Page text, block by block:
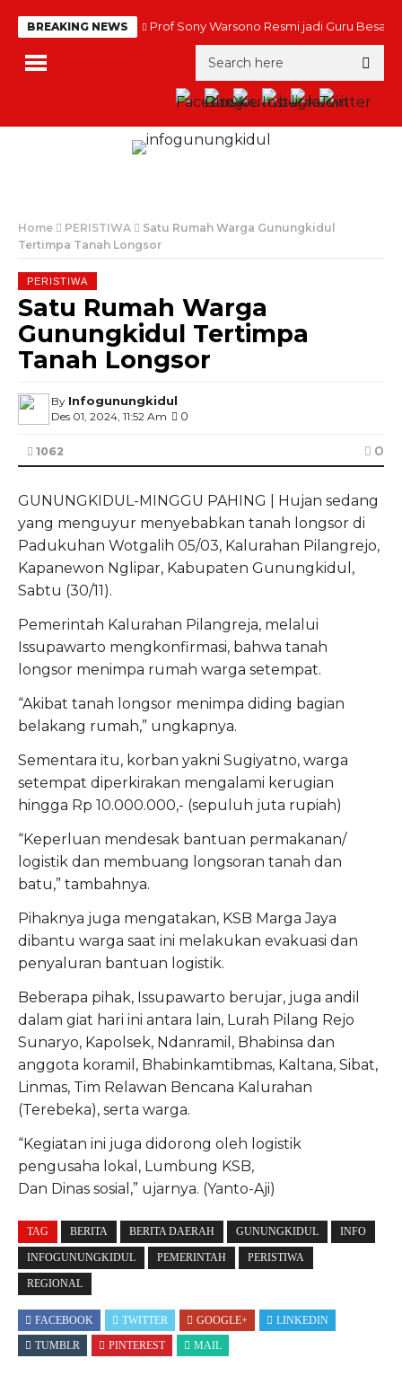
BREAKING NEWS Prof Sony Warsono Resmi jadi Guru Besar
Home PERISTIWA
Satu Rumah Warga Gunungkidul
Tertimpa Tanah Longsor
PERISTIWA
Satu Rumah Warga
Gunungkidul Tertimpa
Tanah Longsor
By Infogunungkidul
Des 01, 2024, 11:52 Am 0
1062 0
GUNUNGKIDUL-MINGGU PAHING | Hujan sedang
yang menguyur menyebabkan tanah longsor di
Padukuhan Wotgalih 05/03, Kalurahan Pilangrejo,
Kapanewon Nglipar, Kabupaten Gunungkidul,
Sabtu (30/11).
Pemerintah Kalurahan Pilangreja, melalui
Issupawarto mengkonfirmasi, bahwa tanah
longsor menimpa rumah warga setempat.
“Akibat tanah longsor menimpa diding bagian
belakang rumah,” ungkapnya.
Sementara itu, korban yakni Sugiyatno, warga
setempat diperkirakan mengalami kerugian
hingga Rp 10.000.000,- (sepuluh juta rupiah)
“Keperluan mendesak bantuan permakanan/
logistik dan membuang longsoran tanah dan
batu,” tambahnya.
Pihaknya juga mengatakan, KSB Marga Jaya
dibantu warga saat ini melakukan evakuasi dan
penyaluran bantuan logistik.
Beberapa pihak, Issupawarto berujar, juga andil
dalam giat hari ini antara lain, Lurah Pilang Rejo
Sunaryo, Kapolsek, Ndanramil, Bhabinsa dan
anggota koramil, Bhabinkamtibmas, Kaltana, Sibat,
Linmas, Tim Relawan Bencana Kalurahan
(Terebeka), serta warga.
“Kegiatan ini juga didorong oleh logistik
pengusaha lokal, Lumbung KSB,
Dan Dinas sosial,” ujarnya. (Yanto-Aji)
TAG BERITA BERITA DAERAH GUNUNGKIDUL INFO
INFOGUNUNGKIDUL PEMERINTAH PERISTIWA
REGIONAL
FACEBOOK TWITTER GOOGLE+
LINKEDIN
TUMBLR
PINTEREST MAIL